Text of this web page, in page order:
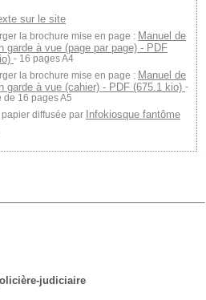
sur le site
la brochure mise en page : Manuel de
garde à vue (page par page) - PDF
- 16 pages A4
la brochure mise en page : Manuel de
garde à vue (cahier) - PDF (675.1 kio) -
de 16 pages A5
diffusée par Infokiosque fantôme
judiciaire